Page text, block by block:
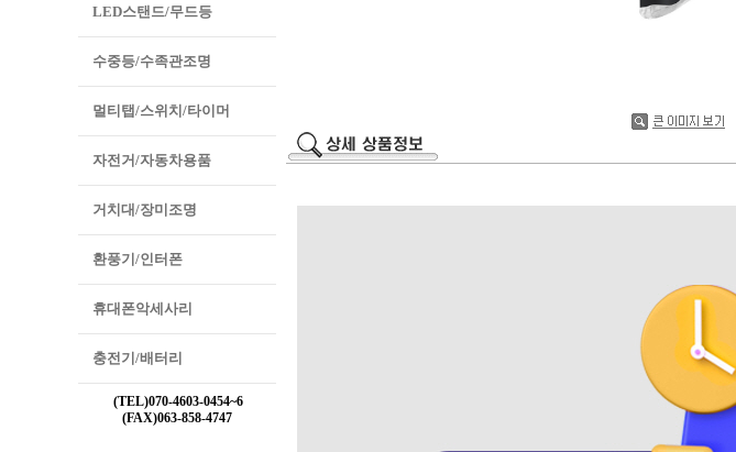
LED스탠드/무드등
수중등/수족관조명
멀티탭/스위치/타이머
자전거/자동차용품
거치대/장미조명
환풍기/인터폰
휴대폰악세사리
충전기/배터리
(TEL)070-4603-0454~6
(FAX)063-858-4747